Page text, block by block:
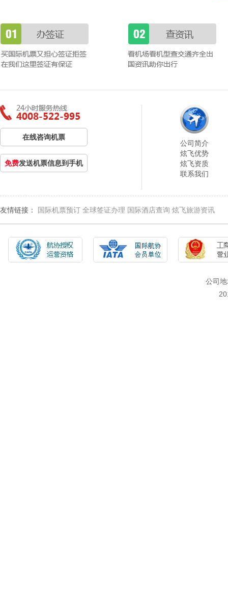
在线咨询机票
免费发送机票信息到手机
公司简介
炫飞优势
炫飞资质
联系我们
友情链接： 国际机票预订 全球签证办理 国际酒店查询 炫飞旅游资讯
公司